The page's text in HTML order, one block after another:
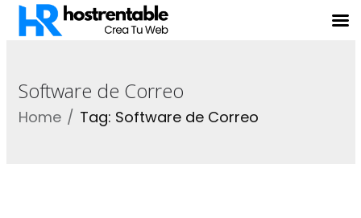
Software de Correo
Home Tag: Software de Correo